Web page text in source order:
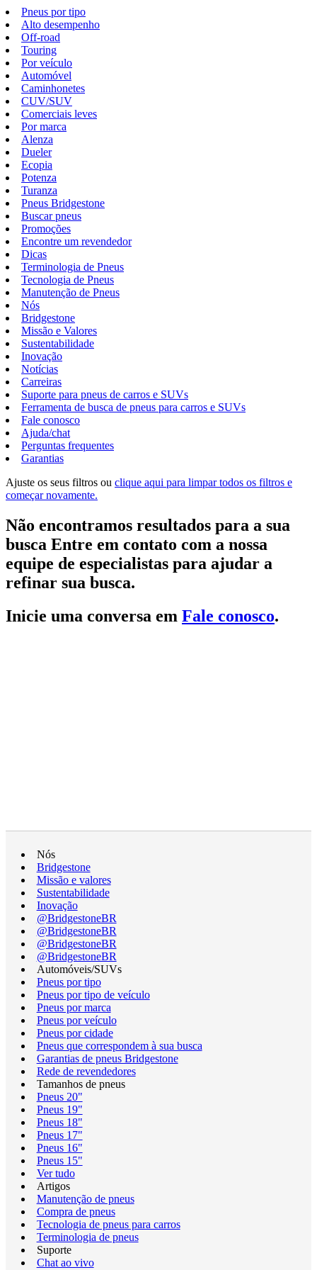
Pneus por tipo
Alto desempenho
Off-road
Touring
Por veículo
Automóvel
Caminhonetes
CUV/SUV
Comerciais leves
Por marca
Alenza
Dueler
Ecopia
Potenza
Turanza
Pneus Bridgestone
Buscar pneus
Promoções
Encontre um revendedor
Dicas
Terminologia de Pneus
Tecnologia de Pneus
Manutenção de Pneus
Nós
Bridgestone
Missão e Valores
Sustentabilidade
Inovação
Notícias
Carreiras
Suporte para pneus de carros e SUVs
Ferramenta de busca de pneus para carros e SUVs
Fale conosco
Ajuda/chat
Perguntas frequentes
Garantias
Ajuste os seus filtros ou clique aqui para limpar todos os filtros e
começar novamente.
Não encontramos resultados para a sua
busca Entre em contato com a nossa
equipe de especialistas para ajudar a
refinar sua busca.
Inicie uma conversa em Fale conosco.
Nós
Bridgestone
Missão e valores
Sustentabilidade
Inovação
@BridgestoneBR
@BridgestoneBR
@BridgestoneBR
@BridgestoneBR
Automóveis/SUVs
Pneus por tipo
Pneus por tipo de veículo
Pneus por marca
Pneus por veículo
Pneus por cidade
Pneus que correspondem à sua busca
Garantias de pneus Bridgestone
Rede de revendedores
Tamanhos de pneus
Pneus 20"
Pneus 19"
Pneus 18"
Pneus 17"
Pneus 16"
Pneus 15"
Ver tudo
Artigos
Manutenção de pneus
Compra de pneus
Tecnologia de pneus para carros
Terminologia de pneus
Suporte
Chat ao vivo